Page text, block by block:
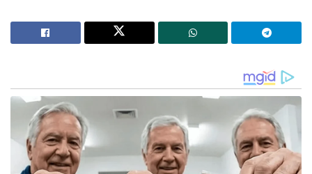
മോദി ശ്രീലങ്ക സന്ദർശിക്കുന്നതെന്ന് പ്രസിഡന്റ്
ദിസനായകേ പാർലമെന്റിൽ അറിയിച്ചു. സിലോൺ
വൈദ്യുതി ബോർഡും നാഷണൽ തെർമൽ പവർ
കോർപ്പറേഷൻ ഓഫ് ഇന്ത്യയും ചേർന്ന് ഒരുമിച്ച്
പ്രവർത്തിച്ച് ശ്രീലങ്കയിൽ സൗരോർജ നിലയം